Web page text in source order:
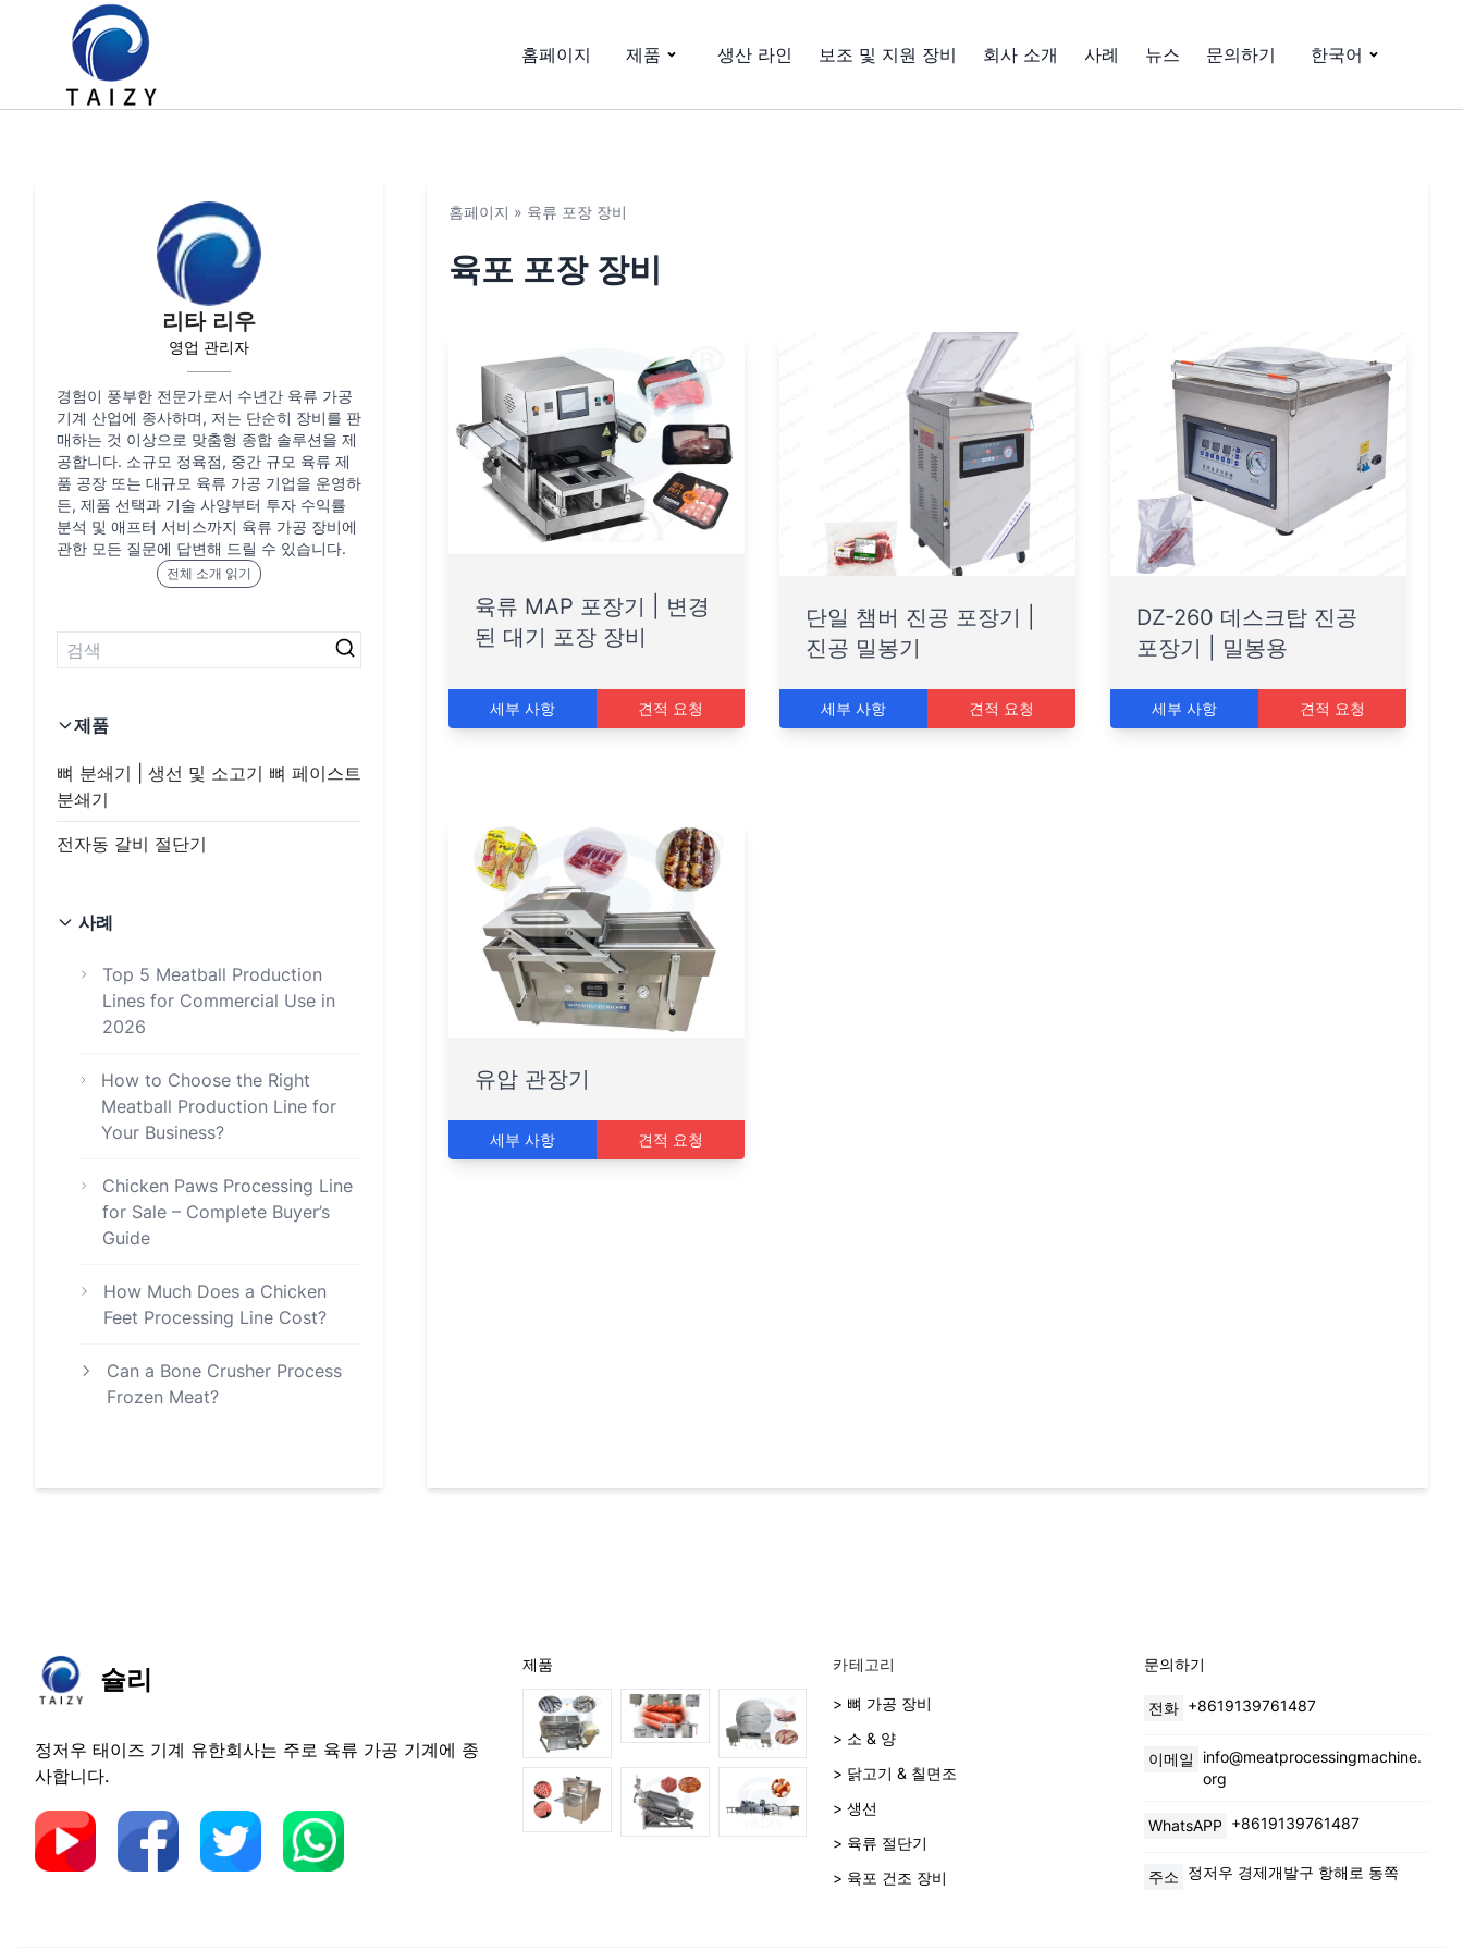
홈페이지 제품 생산 라인 보조 및 지원 장비 회사 소개 사례 뉴스 문의하기 한국어
리타 리우
영업 관리자
경험이 풍부한 전문가로서 수년간 육류 가공
기계 산업에 종사하며, 저는 단순히 장비를 판
매하는 것 이상으로 맞춤형 종합 솔루션을 제
공합니다. 소규모 정육점, 중간 규모 육류 제
품 공장 또는 대규모 육류 가공 기업을 운영하
든, 제품 선택과 기술 사양부터 투자 수익률
분석 및 애프터 서비스까지 육류 가공 장비에
관한 모든 질문에 답변해 드릴 수 있습니다.
전체 소개 읽기
제품
뼈 분쇄기 | 생선 및 소고기 뼈 페이스트
분쇄기
전자동 갈비 절단기
사례
Top 5 Meatball Production
Lines for Commercial Use in
2026
How to Choose the Right
Meatball Production Line for
Your Business?
Chicken Paws Processing Line
for Sale – Complete Buyer’s
Guide
How Much Does a Chicken
Feet Processing Line Cost?
Can a Bone Crusher Process
Frozen Meat?
홈페이지 » 육류 포장 장비
육포 포장 장비
육류 MAP 포장기 | 변경
된 대기 포장 장비
세부 사항 견적 요청
단일 챔버 진공 포장기 |
진공 밀봉기
세부 사항 견적 요청
DZ-260 데스크탑 진공
포장기 | 밀봉용
세부 사항 견적 요청
유압 관장기
세부 사항 견적 요청
슐리
정저우 태이즈 기계 유한회사는 주로 육류 가공 기계에 종
사합니다.
제품 카테고리
> 뼈 가공 장비
> 소 & 양
> 닭고기 & 칠면조
> 생선
> 육류 절단기
> 육포 건조 장비
문의하기
전화 +8619139761487
이메일
info@meatprocessingmachine.
org
WhatsAPP +8619139761487
주소 정저우 경제개발구 항해로 동쪽